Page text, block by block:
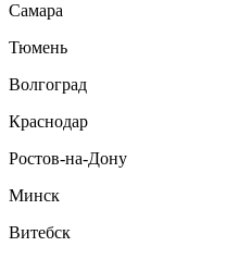
Самара
Тюмень
Волгоград
Краснодар
Ростов-на-Дону
Минск
Витебск